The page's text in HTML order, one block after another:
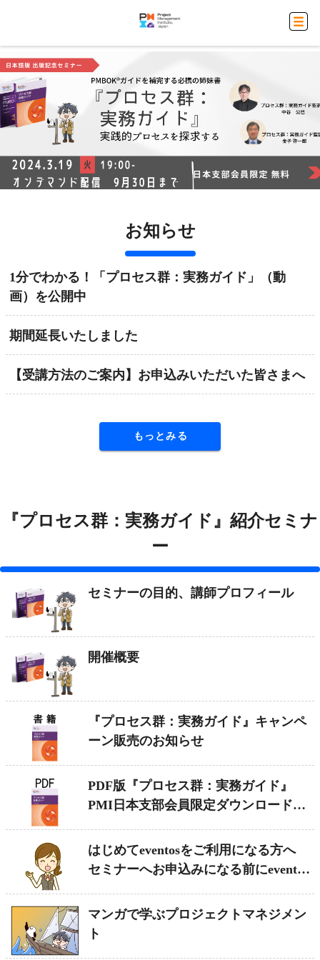
お知らせ
1分でわかる！「プロセス群：実務ガイド」（動
画）を公開中
期間延長いたしました
【受講方法のご案内】お申込みいただいた皆さまへ
もっとみる
『プロセス群：実務ガイド』紹介セミナ
ー
セミナーの目的、講師プロフィール
開催概要
『プロセス群：実務ガイド』キャンペ
ーン販売のお知らせ
PDF版『プロセス群：実務ガイド』
PMI日本支部会員限定ダウンロード無
はじめてeventosをご利用になる方へ
セミナーへお申込みになる前にeventos
マンガで学ぶプロジェクトマネジメン
ト